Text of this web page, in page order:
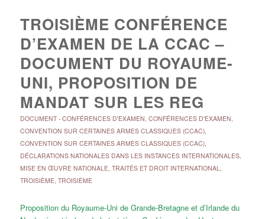
TROISIÈME CONFÉRENCE
D’EXAMEN DE LA CCAC –
DOCUMENT DU ROYAUME-
UNI, PROPOSITION DE
MANDAT SUR LES REG
DOCUMENT- CONFÉRENCES D'EXAMEN, CONFÉRENCES D'EXAMEN,
CONVENTION SUR CERTAINES ARMES CLASSIQUES (CCAC),
CONVENTION SUR CERTAINES ARMES CLASSIQUES (CCAC),
DÉCLARATIONS NATIONALES DANS LES INSTANCES INTERNATIONALES,
MISE EN ŒUVRE NATIONALE, TRAITÉS ET DROIT INTERNATIONAL,
TROISIÈME, TROISIÈME
Proposition du Royaume-Uni de Grande-Bretagne et d’Irlande du